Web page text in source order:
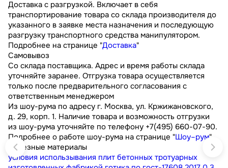
Доставка с разгрузкой. Включает в себя
транспортирование товара со склада производителя до
указанного в заявке места назначения и последующую
разгрузку транспортного средства манипулятором.
Подробнее на странице "Доставка"
Самовывоз
Со склада поставщика. Адрес и время работы склада
уточняйте заранее. Отгрузка товара осуществляется
только после предварительного согласования с
ответственным менеджером
Из шоу-рума по адресу г. Москва, ул. Кржижановского,
д. 29, корп. 1. Наличие товара и возможность отгрузки
из шоу-рума уточняйте по телефону +7(495) 660-07-90.
Подробнее о работе шоу-рума на странице "Шоу–рум"
Полезные материалы
условия использывания плит бетонных тротуарных